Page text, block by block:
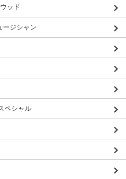
ッド
ジシャン
ペシャル